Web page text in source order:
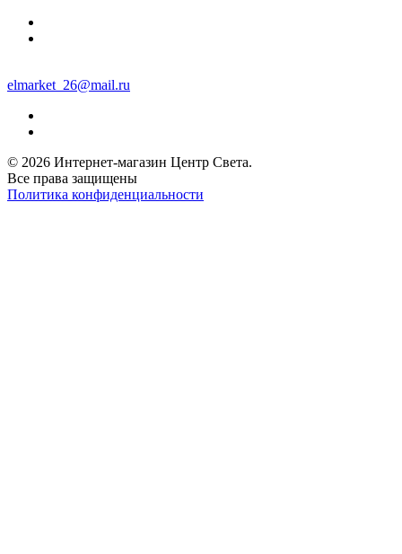
elmarket_26@mail.ru
© 2026 Интернет-магазин Центр Света.
Все права защищены
Политика конфиденциальности